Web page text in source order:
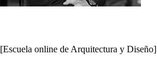
[Escuela online de Arquitectura y Diseño]